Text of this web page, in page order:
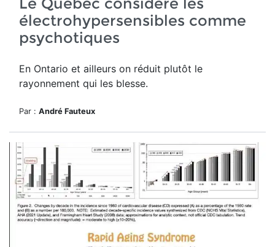
électrohypersensibles comme
psychotiques
En Ontario et ailleurs on réduit plutôt le
rayonnement qui les blesse.
Par : André Fauteux